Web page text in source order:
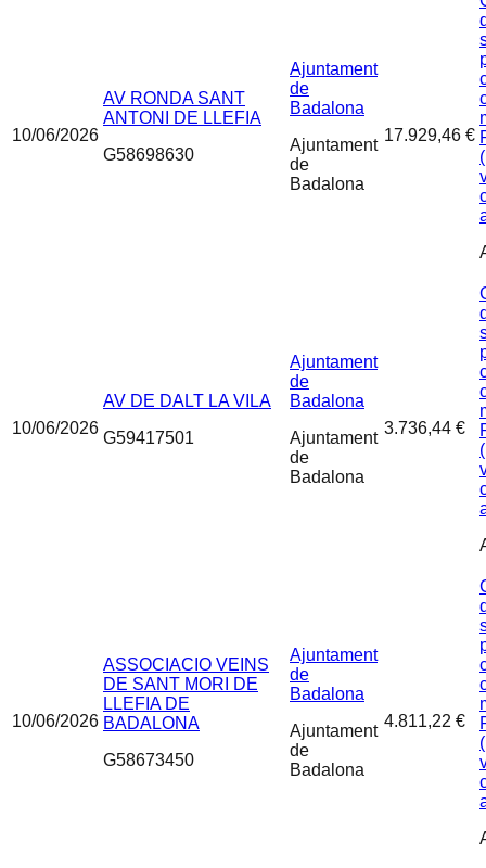
10/06/2026
AV RONDA SANT
ANTONI DE LLEFIA
G58698630
Ajuntament
de
Badalona
Ajuntament
de
Badalona
17.929,46 €
10/06/2026
AV DE DALT LA VILA
G59417501
Ajuntament
de
Badalona
Ajuntament
de
Badalona
3.736,44 €
10/06/2026
ASSOCIACIO VEINS
DE SANT MORI DE
LLEFIA DE
BADALONA
G58673450
Ajuntament
de
Badalona
Ajuntament
de
Badalona
4.811,22 €